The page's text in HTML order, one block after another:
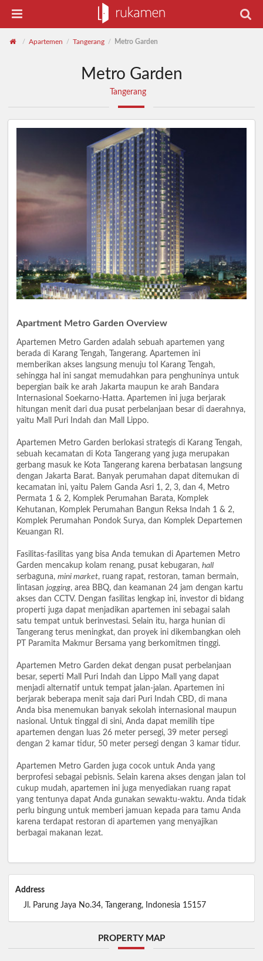
/ Apartemen / Tangerang / Metro Garden
Metro Garden
Tangerang
Apartment Metro Garden Overview
Apartemen Metro Garden adalah sebuah apartemen yang
berada di Karang Tengah, Tangerang. Apartemen ini
memberikan akses langsung menuju tol Karang Tengah,
sehingga hal ini sangat memudahkan para penghuninya untuk
bepergian baik ke arah Jakarta maupun ke arah Bandara
Internasional Soekarno-Hatta. Apartemen ini juga berjarak
hitungan menit dari dua pusat perbelanjaan besar di daerahnya,
yaitu Mall Puri Indah dan Mall Lippo.
Apartemen Metro Garden berlokasi strategis di Karang Tengah,
sebuah kecamatan di Kota Tangerang yang juga merupakan
gerbang masuk ke Kota Tangerang karena berbatasan langsung
dengan Jakarta Barat. Banyak perumahan dapat ditemukan di
kecamatan ini, yaitu Palem Ganda Asri 1, 2, 3, dan 4, Metro
Permata 1 & 2, Komplek Perumahan Barata, Komplek
Kehutanan, Komplek Perumahan Bangun Reksa Indah 1 & 2,
Komplek Perumahan Pondok Surya, dan Komplek Departemen
Keuangan RI.
Fasilitas-fasilitas yang bisa Anda temukan di Apartemen Metro
Garden mencakup kolam renang, pusat kebugaran, hall
serbaguna, mini market, ruang rapat, restoran, taman bermain,
lintasan jogging, area BBQ, dan keamanan 24 jam dengan kartu
akses dan CCTV. Dengan fasilitas lengkap ini, investor di bidang
properti juga dapat menjadikan apartemen ini sebagai salah
satu tempat untuk berinvestasi. Selain itu, harga hunian di
Tangerang terus meningkat, dan proyek ini dikembangkan oleh
PT Paramita Makmur Bersama yang berkomitmen tinggi.
Apartemen Metro Garden dekat dengan pusat perbelanjaan
besar, seperti Mall Puri Indah dan Lippo Mall yang dapat
menjadi alternatif untuk tempat jalan-jalan. Apartemen ini
berjarak beberapa menit saja dari Puri Indah CBD, di mana
Anda bisa menemukan banyak sekolah internasional maupun
nasional. Untuk tinggal di sini, Anda dapat memilih tipe
apartemen dengan luas 26 meter persegi, 39 meter persegi
dengan 2 kamar tidur, 50 meter persegi dengan 3 kamar tidur.
Apartemen Metro Garden juga cocok untuk Anda yang
berprofesi sebagai pebisnis. Selain karena akses dengan jalan tol
cukup mudah, apartemen ini juga menyediakan ruang rapat
yang tentunya dapat Anda gunakan sewaktu-waktu. Anda tidak
perlu bingung untuk memberi jamuan kepada para tamu Anda
karena terdapat restoran di apartemen yang menyajikan
berbagai makanan lezat.
Address
Jl. Parung Jaya No.34, Tangerang, Indonesia 15157
PROPERTY MAP